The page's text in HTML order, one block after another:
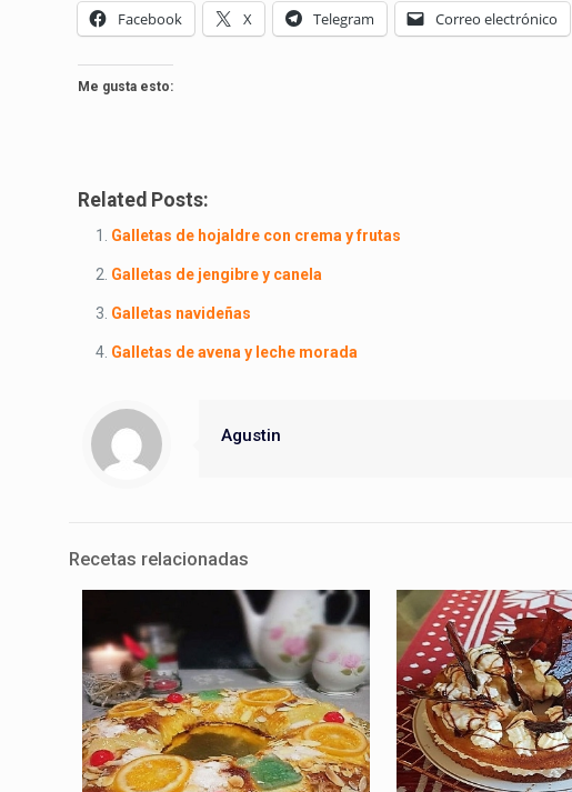
Facebook X Telegram Correo electrónico
Me gusta esto:
Related Posts:
Galletas de hojaldre con crema y frutas
Galletas de jengibre y canela
Galletas navideñas
Galletas de avena y leche morada
Agustin
Recetas relacionadas